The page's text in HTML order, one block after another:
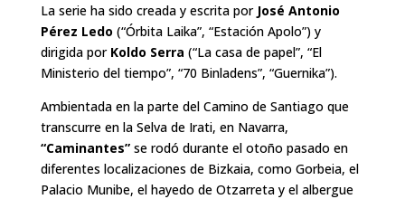
La serie ha sido creada y escrita por José Antonio
Pérez Ledo (“Órbita Laika”, “Estación Apolo”) y
dirigida por Koldo Serra (“La casa de papel”, “El
Ministerio del tiempo”, “70 Binladens”, “Guernika”).
Ambientada en la parte del Camino de Santiago que
transcurre en la Selva de Irati, en Navarra,
“Caminantes”se rodó durante el otoño pasado en
diferentes localizaciones de Bizkaia, como Gorbeia, el
Palacio Munibe, el hayedo de Otzarreta y el albergue